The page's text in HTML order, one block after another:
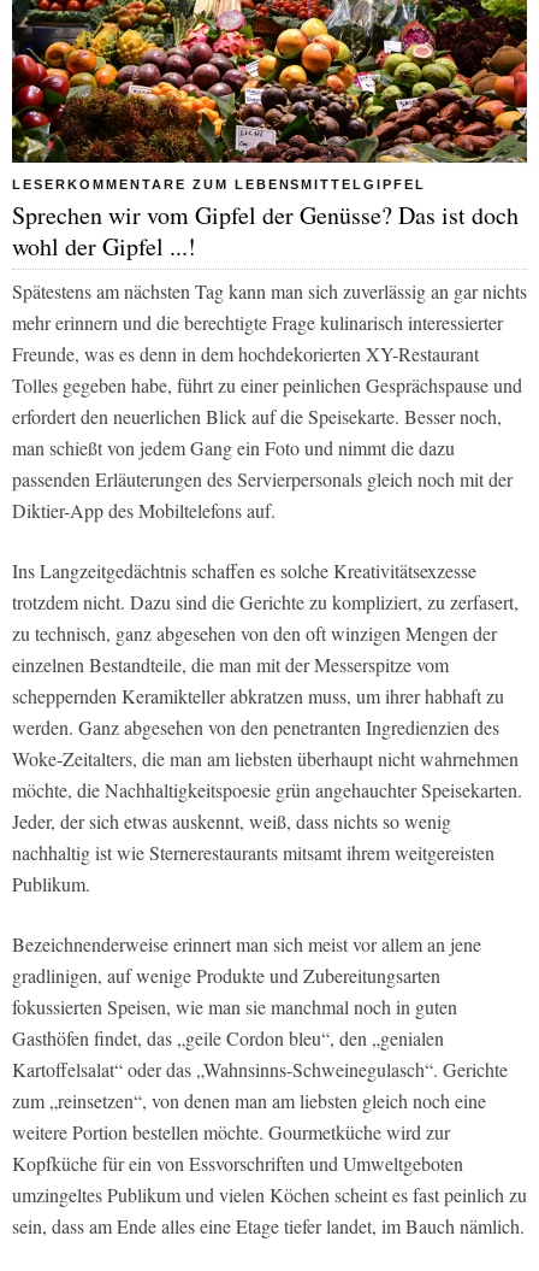
LESERKOMMENTARE ZUM LEBENSMITTELGIPFEL
Sprechen wir vom Gipfel der Genüsse? Das ist doch
wohl der Gipfel ...!
Spätestens am nächsten Tag kann man sich zuverlässig an gar nichts
mehr erinnern und die berechtigte Frage kulinarisch interessierter
Freunde, was es denn in dem hochdekorierten XY-Restaurant
Tolles gegeben habe, führt zu einer peinlichen Gesprächspause und
erfordert den neuerlichen Blick auf die Speisekarte. Besser noch,
man schießt von jedem Gang ein Foto und nimmt die dazu
passenden Erläuterungen des Servierpersonals gleich noch mit der
Diktier-App des Mobiltelefons auf.
Ins Langzeitgedächtnis schaffen es solche Kreativitätsexzesse
trotzdem nicht. Dazu sind die Gerichte zu kompliziert, zu zerfasert,
zu technisch, ganz abgesehen von den oft winzigen Mengen der
einzelnen Bestandteile, die man mit der Messerspitze vom
scheppernden Keramikteller abkratzen muss, um ihrer habhaft zu
werden. Ganz abgesehen von den penetranten Ingredienzien des
Woke-Zeitalters, die man am liebsten überhaupt nicht wahrnehmen
möchte, die Nachhaltigkeitspoesie grün angehauchter Speisekarten.
Jeder, der sich etwas auskennt, weiß, dass nichts so wenig
nachhaltig ist wie Sternerestaurants mitsamt ihrem weitgereisten
Publikum.
Bezeichnenderweise erinnert man sich meist vor allem an jene
gradlinigen, auf wenige Produkte und Zubereitungsarten
fokussierten Speisen, wie man sie manchmal noch in guten
Gasthöfen findet, das „geile Cordon bleu“, den „genialen
Kartoffelsalat“ oder das „Wahnsinns-Schweinegulasch“. Gerichte
zum „reinsetzen“, von denen man am liebsten gleich noch eine
weitere Portion bestellen möchte. Gourmetküche wird zur
Kopfküche für ein von Essvorschriften und Umweltgeboten
umzingeltes Publikum und vielen Köchen scheint es fast peinlich zu
sein, dass am Ende alles eine Etage tiefer landet, im Bauch nämlich.